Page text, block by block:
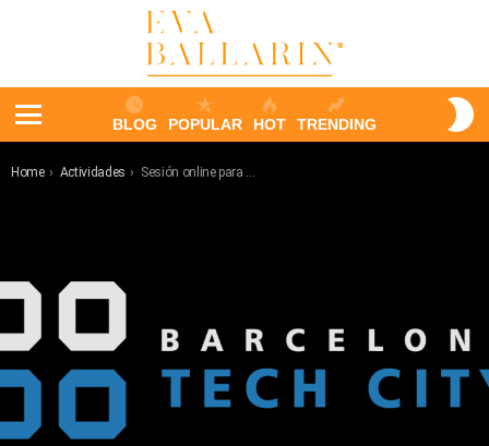
BLOG POPULAR HOT TRENDING
You are here:
Home Actividades Sesión online para Barcelona Tech City